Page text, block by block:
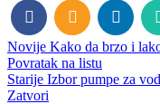
Novije Kako da brzo i
Povratak na listu
Starije Izbor pumpe za
Zatvori